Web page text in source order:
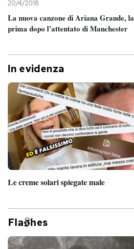
20/4/2018
La nuova canzone di Ariana Grande, la
prima dopo l’attentato di Manchester
In evidenza
Le creme solari spiegate male
Fla hes